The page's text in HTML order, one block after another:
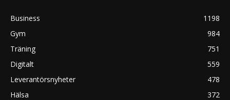
Business
1198
Gym
984
Träning
751
Digitalt
559
Leverantörsnyheter
478
Hälsa
372